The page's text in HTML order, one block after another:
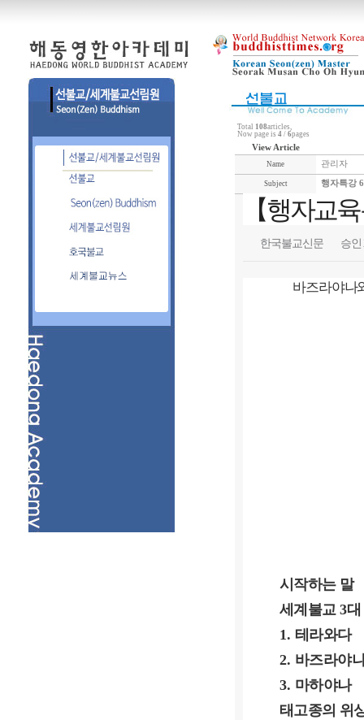
Total 108articles,
Now page is 4 / 6pages
View Article
Name 관리자
Subject 행자특강 6
【행자교
한국불교신문 승인
바즈라야나
시작하는 말
세계불교 3
1. 테라와다
2. 바즈라야
3. 마하야나
태고종의 위